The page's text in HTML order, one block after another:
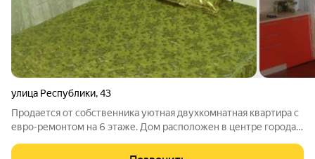
улица Республики,43
Продается от собственника уютная двухкомнатная квартира с
евро-ремонтом на 6 этаже. Дом расположен в центре города
расположение квартиры просто замечательное - Центр